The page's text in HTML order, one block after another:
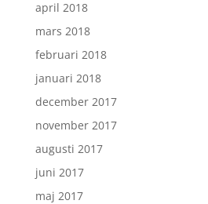
april 2018
mars 2018
februari 2018
januari 2018
december 2017
november 2017
augusti 2017
juni 2017
maj 2017